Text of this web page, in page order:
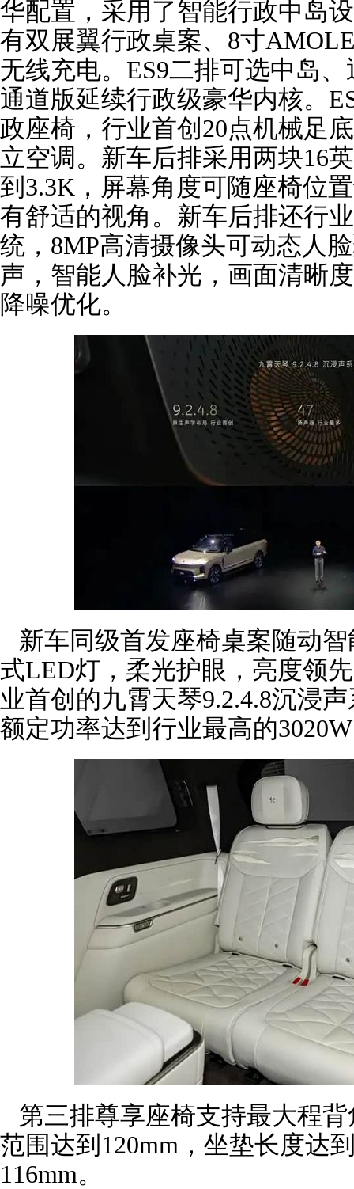
华配置，采用了智能行政中岛
有双展翼行政桌案、8寸
无线充电。ES9二排可选中岛
通道版延续行政级豪华内核。
政座椅，行业首创20点机械足
立空调。新车后排采用两块16
到3.3K，屏幕角度可随座椅位
有舒适的视角。新车后排还行
统，8MP高清摄像头可动态人
声，智能人脸补光，画面清晰
降噪优化。
新车同级首发座椅桌案随动
式LED灯，柔光护眼，亮度领
业首创的九霄天琴9.2.4.8沉浸
额定功率达到行业最高的
第三排尊享座椅支持最大程
范围达到120mm，坐垫长度达
116mm。